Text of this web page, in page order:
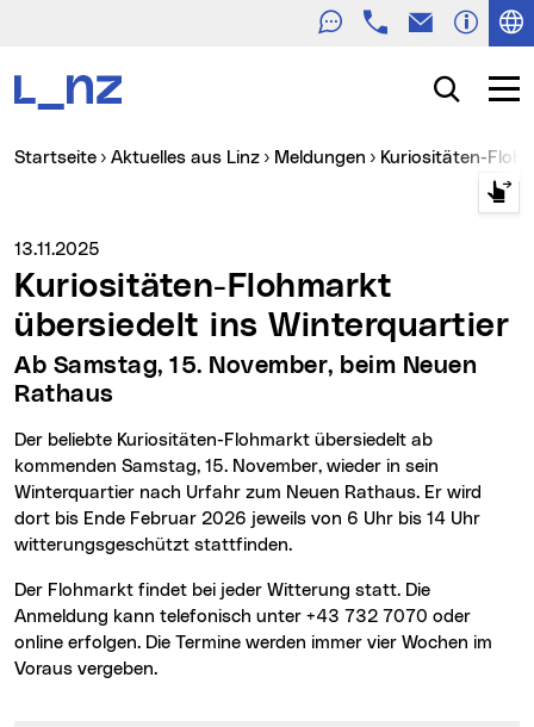
TelefonE-Mail
Suche
Sie sind hier:
Startseite Aktuelles aus Linz Meldungen Kuriositäten-
Medienservice vom:
13.11.2025
Kuriositäten-Flohmarkt
übersiedelt ins Winterquartier
Ab Samstag, 15. November, beim Neuen
Rathaus
Der beliebte Kuriositäten-Flohmarkt übersiedelt ab
kommenden Samstag, 15. November, wieder in sein
Winterquartier nach Urfahr zum Neuen Rathaus. Er wird
dort bis Ende Februar 2026 jeweils von 6 Uhr bis 14 Uhr
witterungsgeschützt stattfinden.
Der Flohmarkt findet bei jeder Witterung statt. Die
Anmeldung kann telefonisch unter +43 732 7070 oder
online erfolgen. Die Termine werden immer vier Wochen im
Voraus vergeben.